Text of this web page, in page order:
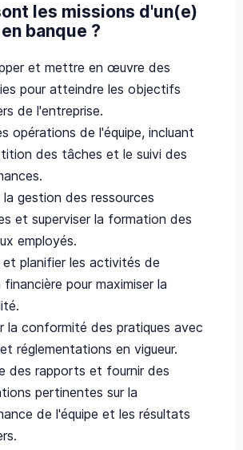
les missions d'un(e)
banque ?
et mettre en œuvre des
pour atteindre les objectifs
de l'entreprise.
opérations de l'équipe, incluant
des tâches et le suivi des
la gestion des ressources
et superviser la formation des
employés.
et planifier les activités de
pour maximiser la
la conformité des pratiques avec
réglementations en vigueur.
des rapports et fournir des
pertinentes sur la
de l'équipe et les résultats